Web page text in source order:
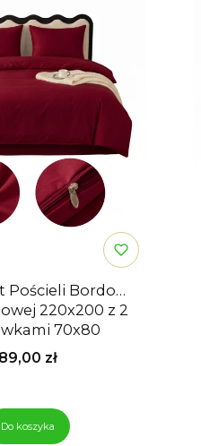
Pościeli Bordo
z 2
70x80
Cena
89,00 zł
Do koszyka